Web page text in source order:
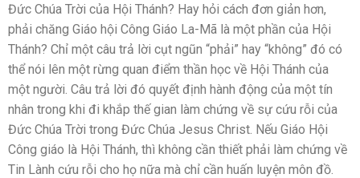
Đức Chúa Trời của Hội Thánh? Hay hỏi cách đơn giản hơn,
phải chăng Giáo hội Công Giáo La-Mã là một phần của Hội
Thánh? Chỉ một câu trả lời cụt ngũn “phải” hay “không” đó có
thể nói lên một rừng quan điểm thần học về Hội Thánh của
một người. Câu trả lời đó quyết định hành động của một tín
nhân trong khi đi khắp thế gian làm chứng về sự cứu rỗi của
Đức Chúa Trời trong Đức Chúa Jesus Christ. Nếu Giáo Hội
Công giáo là Hội Thánh, thì không cần thiết phải làm chứng về
Tin Lành cứu rỗi cho họ nữa mà chỉ cần huấn luyện môn đồ.